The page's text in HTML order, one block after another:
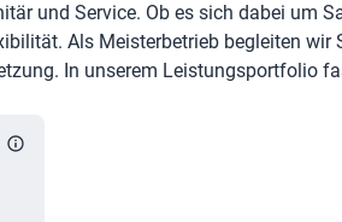
und Service. Ob es sich dabei um
Als Meisterbetrieb begleiten wir
In unserem Leistungsportfolio